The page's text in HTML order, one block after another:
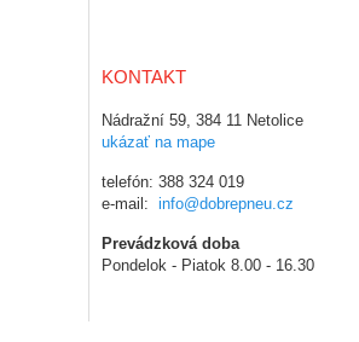
KONTAKT
Nádražní 59, 384 11 Netolice
ukázať na mape
telefón: 388 324 019
e-mail: info@dobrepneu.cz
Prevádzková doba
Pondelok - Piatok 8.00 - 16.30